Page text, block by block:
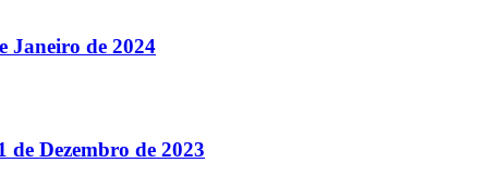
Janeiro de 2024
de Dezembro de 2023